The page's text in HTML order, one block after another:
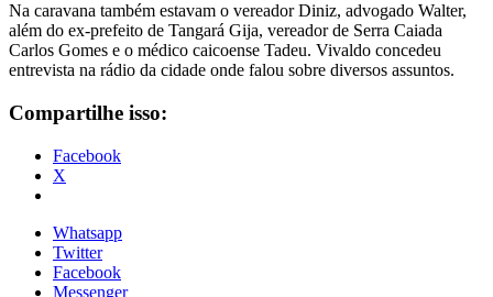
Na caravana também estavam o vereador Diniz, advogado Walter,
além do ex-prefeito de Tangará Gija, vereador de Serra Caiada
Carlos Gomes e o médico caicoense Tadeu. Vivaldo concedeu
entrevista na rádio da cidade onde falou sobre diversos assuntos.
Compartilhe isso:
Facebook
X
Whatsapp
Twitter
Facebook
Messenger